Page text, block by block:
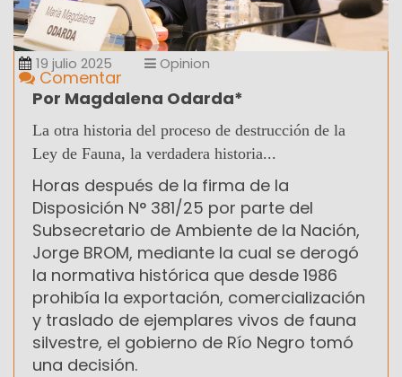
19 julio 2025 Opinion
Comentar
Por Magdalena Odarda*
La otra historia del proceso de destrucción de la
Ley de Fauna, la verdadera historia...
Horas después de la firma de la
Disposición N° 381/25 por parte del
Subsecretario de Ambiente de la Nación,
Jorge BROM, mediante la cual se derogó
la normativa histórica que desde 1986
prohibía la exportación, comercialización
y traslado de ejemplares vivos de fauna
silvestre, el gobierno de Río Negro tomó
una decisión.